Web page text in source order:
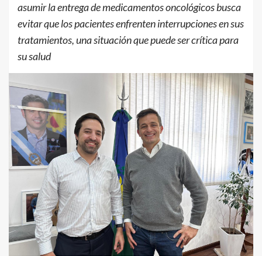
asumir la entrega de medicamentos oncológicos busca
evitar que los pacientes enfrenten interrupciones en sus
tratamientos, una situación que puede ser crítica para
su salud